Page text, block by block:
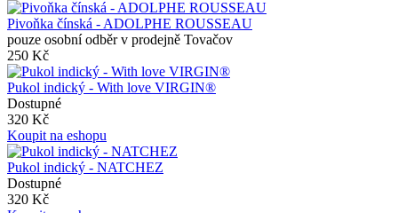
Pivoňka čínská - ADOLPHE ROUSSEAU
pouze osobní odběr v prodejně Tovačov
250 Kč
Pukol indický - With love VIRGIN®
Dostupné
320 Kč
Koupit na eshopu
Pukol indický - NATCHEZ
Dostupné
320 Kč